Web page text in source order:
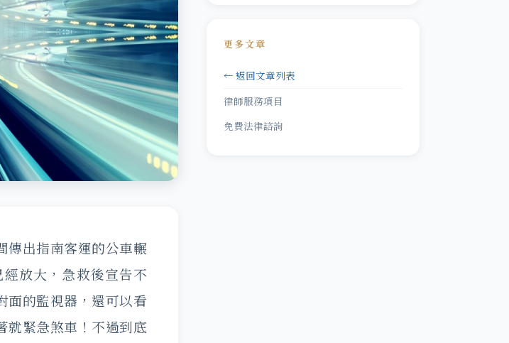
傳出指南客運的公車輾
放大，急救後宣告不
面的監視器，還可以看
就緊急煞車！不過到底
更多文章
← 返回文章列表
律師服務項目
免費法律諮詢